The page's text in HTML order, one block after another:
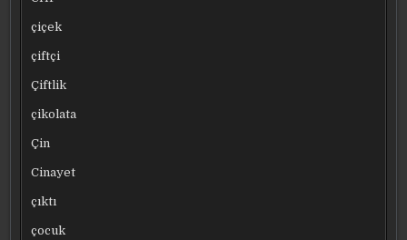
çiçek
çiftçi
Çiftlik
çikolata
Çin
Cinayet
çıktı
çocuk